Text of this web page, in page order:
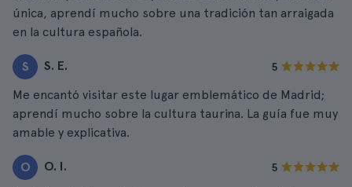
única, aprendí mucho sobre una tradición tan arraigada
en la cultura española.
S S. E. 5
Me encantó visitar este lugar emblemático de Madrid;
aprendí mucho sobre la cultura taurina. La guía fue muy
amable y explicativa.
O O. I. 5